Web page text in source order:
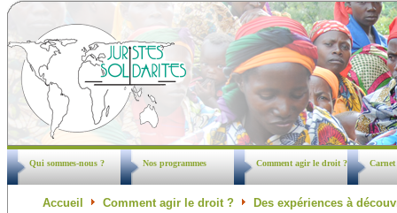
Qui sommes-nous ? Nos programmes Comment agir le droit ? Carnet
Accueil Comment agir le droit ? Des expériences à